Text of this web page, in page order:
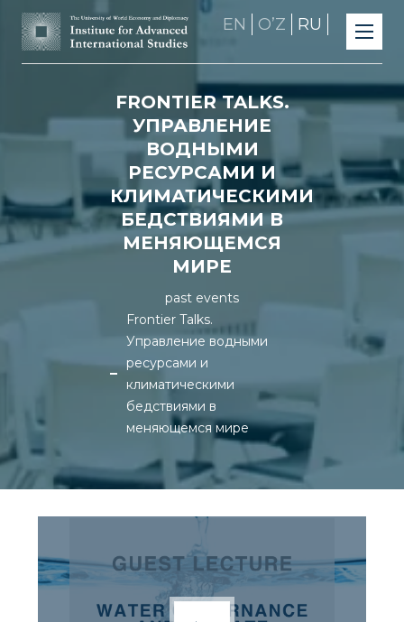
EN OʼZ RU
FRONTIER TALKS.
УПРАВЛЕНИЕ
ВОДНЫМИ
РЕСУРСАМИ И
КЛИМАТИЧЕСКИМИ
БЕДСТВИЯМИ В
МЕНЯЮЩЕМСЯ
МИРЕ
past events
Frontier Talks.
Управление водными
ресурсами и
климатическими
бедствиями в
меняющемся мире